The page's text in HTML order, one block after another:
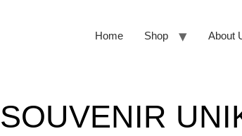
Home Shop About
SOUVENIR